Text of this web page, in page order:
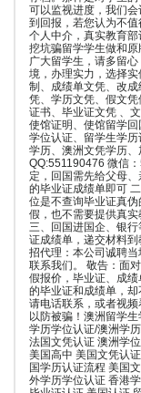
可以监视进度，我们
到回报，若您认为不
个人中介，真实教育
挖坑骗留学学生做和
广大留学生，请多留
境，办理实力，选择
制、成绩单文凭、改
凭、学历文凭、假文
证书、毕业证文凭 、
使馆证明、使馆留学
学位认证、留学生学
学历、澳洲文凭学历
QQ:551190476 微信
定，回国需先给父母
的毕业证成绩单即可
位是不查询毕业证真
假，也不需要提供真
三、回国进国企、银
证成绩单，递交材料
招代理：本公司诚聘
联系我们。 敬告：面
假报价，毕业证、成
的毕业证和成绩单，
请电话联系，或者视
以防被骗！澳洲留学
学历学位认证/澳洲学
法国文凭认证 澳洲学
美国高中 美国文凭认
国学历认证流程 美国
外学历学位认证 香港